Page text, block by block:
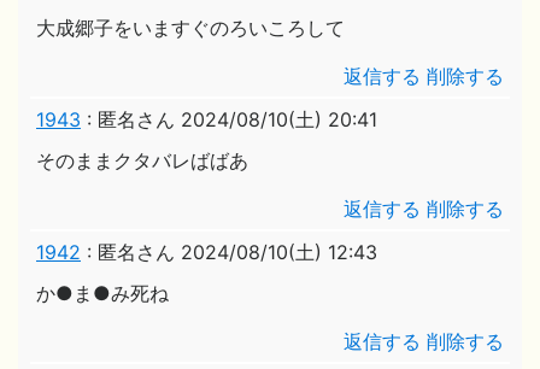
大成郷子をいますぐのろいころして
返信する 削除する
1943 : 匿名さん 2024/08/10(土) 20:41
そのままクタバレばばあ
返信する 削除する
1942 : 匿名さん 2024/08/10(土) 12:43
か●ま●み死ね
返信する 削除する